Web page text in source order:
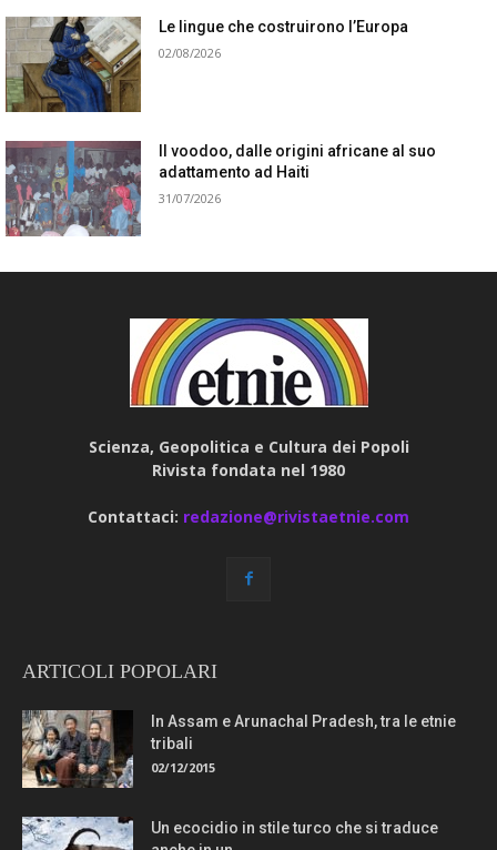
Le lingue che costruirono l’Europa
02/08/2026
Il voodoo, dalle origini africane al suo
adattamento ad Haiti
31/07/2026
Scienza, Geopolitica e Cultura dei Popoli
Rivista fondata nel 1980
Contattaci: redazione@rivistaetnie.com
ARTICOLI POPOLARI
In Assam e Arunachal Pradesh, tra le etnie
tribali
02/12/2015
Un ecocidio in stile turco che si traduce